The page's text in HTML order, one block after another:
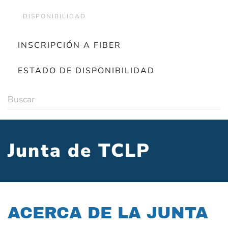
DISPONIBILIDAD
INSCRIPCIÓN A FIBER
ESTADO DE DISPONIBILIDAD
Junta de TCLP
ACERCA DE LA JUNTA